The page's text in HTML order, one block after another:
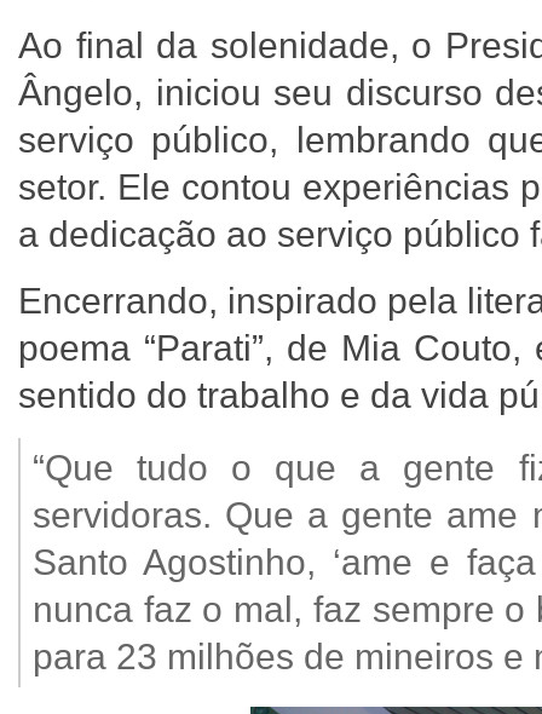
Ao final da solenidade, o
Ângelo, iniciou seu discurso
serviço público, lembrando
setor. Ele contou experiências
a dedicação ao serviço
Encerrando, inspirado pela
poema “Parati”, de Mia
sentido do trabalho e da vida
“Que tudo o que a gente
servidoras. Que a gente ame
Santo Agostinho, ‘ame e
nunca faz o mal, faz sempre
para 23 milhões de mineiros